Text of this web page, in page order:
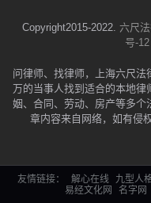
Copyright2015-2022. 六尺
号-12
问律师、找律师，上海六尺
万的当事人找到适合的本地
姻、合同、劳动、房产等多个
章内容来自网络，如有侵
友情链接： 解心在线 九型人
易经文化网
名字网